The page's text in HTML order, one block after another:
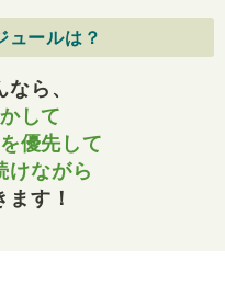
ールは？
ら、
して
優先して
けながら
す！